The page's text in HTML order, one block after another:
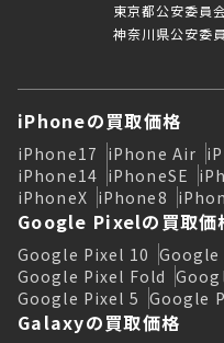
東京都公安委員
神奈川県公安委
iPhoneの買取価格
iPhone17 iPhone Air
iPhone14 iPhoneSE
iPhoneX iPhone8
Google Pixelの買取価
Google Pixel 10 Google
Google Pixel Fold
Google Pixel 5 Google
Galaxyの買取価格